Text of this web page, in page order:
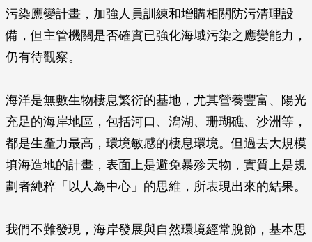
污染應變計畫，加強人員訓練和增購相關防污清理設
備，但主管機關是否確實已強化海域污染之應變能力，
仍有待觀察。
海洋是無數生物棲息繁衍的基地，尤其營養豐富、陽光
充足的海岸地區，包括河口、潟湖、珊瑚礁、沙洲等，
都是生產力最高，環境敏感的棲息環境。但過去大規模
填海造地的計畫，表面上是避免暴殄天物，實質上是規
劃者純粹「以人為中心」的思維，所表現出來的結果。
我們不難發現，海岸發展與自然環境經常脫節，基本思